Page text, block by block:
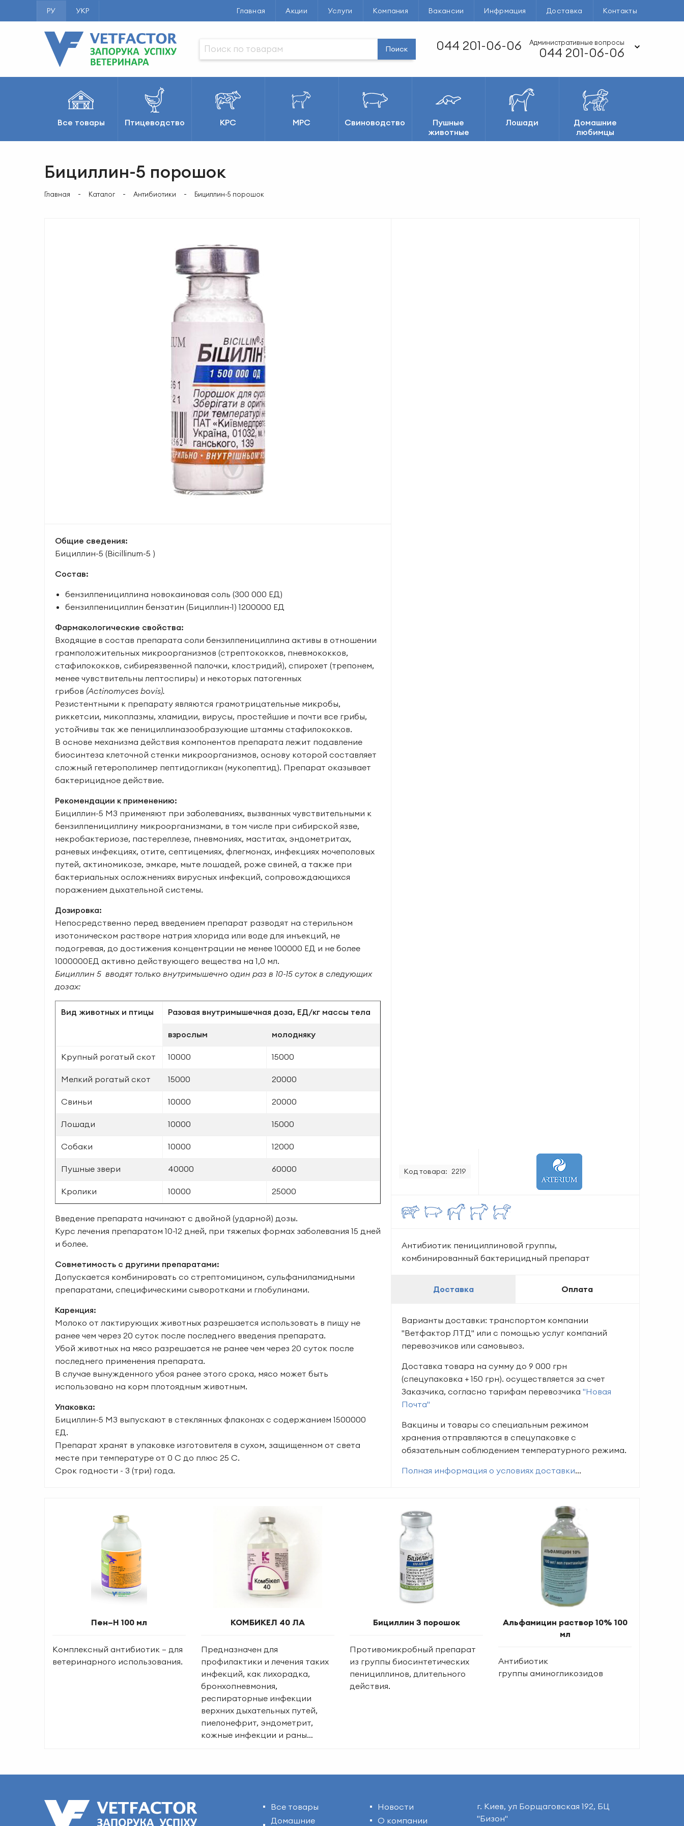
РУ УКР Главная Акции Услуги Компания Вакансии Инфрмация Доставка Контакты
Поиск 044 201-06-06 Административные вопросы
044 201-06-06
Все товары Птицеводство КРС МРС Свиноводство
Пушные
животные
Лошади
Домашние
любимцы
Бициллин-5 порошок
Главная Каталог Антибиотики Бициллин-5 порошок
Код товара: 2219
Антибиотик пенициллиновой группы,
комбинированный бактерицидный препарат
Доставка Оплата
Варианты доставки: транспортом компании
"Ветфактор ЛТД" или с помощью услуг компаний
перевозчиков или самовывоз.
Доставка товара на сумму до 9 000 грн
(спецупаковка + 150 грн). осуществляется за счет
Заказчика, согласно тарифам перевозчика"Новая
Почта"
Вакцины и товары со специальным режимом
хранения отправляются в спецупаковке с
обязательным соблюдением температурного режима.
Полная информация о условиях доставки...
Общие сведения:
Бициллин-5 (Bicillinum-5 )
Состав:
бензилпенициллина новокаиновая соль (300 000 ЕД)
бензилпенициллин бензатин (Бициллин-1) 1200000 ЕД
Фармакологические свойства:
Входящие в состав препарата соли бензилпенициллина активы в отношении
грамположительных микроорганизмов (стрептококков, пневмококков,
стафило­кокков, сибиреязвенной па­лочки, клостридий), спирохет (трепонем,
менее чувствительны лептоспиры) и некоторых патогенных
грибов (Actinomyces bovis).
Резистентными к препарату являют­ся грамотрицательные микробы,
риккетсии, микоплазмы, хламидии, вирусы, простей­шие и почти все грибы,
устойчивы так же пенициллиназообразующие штаммы стафило­кокков.
В основе механизма действия компонентов препарата лежит подавление
биосинтеза клеточной стенки микроорганизмов, основу которой составляет
сложный гетерополимер пептидогликан (мукопептид). Препарат оказывает
бактерицидное действие.
Рекомендации к применению:
Бициллин-5 МЗ применяют при заболеваниях, выз­ванных чувствительными к
бензилпенициллину микроорганизмами, в том числе при сибирской язве,
некробактериозе, пастереллезе, пневмониях, маститах, эндо­метритах,
раневых инфекциях, отите, септицемиях, флегмонах, инфекциях мочепо­ловых
путей, актиномикозе, эмкаре, мыте лошадей, роже свиней, а также при
бактериальных осложнениях вирусных инфекций, сопровождающихся
поражением дыхательной системы.
Дозировка:
Непос­редственно перед введением препарат разводят на стерильном
изотоническом растворе натрия хлорида или воде для инъекций, не
подогревая, до достижения концентрации не менее 100000 ЕД и не более
1000000ЕД активно действующего вещества на 1,0 мл.
Бициллин 5 вво­дят только внутримышечно один раз в 10-15 суток в следующих
дозах:
Вид животных и птицы Разовая внутримышечная доза, ЕД/кг массы тела
взрослым молодняку
Крупный рогатый скот 10000 15000
Мелкий рогатый скот 15000 20000
Свиньи 10000 20000
Лошади 10000 15000
Собаки 10000 12000
Пушные звери 40000 60000
Кролики 10000 25000
Введение препарата начинают с двойной (ударной) дозы.
Курс лечения препаратом 10-12 дней, при тяже­лых формах заболевания 15 дней
и более.
Совметимость с другими препаратами:
Допускается комбинировать со стрептомицином, сульфаниламид­ными
препаратами, специфическими сыво­ротками и глобулинами.
Каренция:
Молоко от лактирующих животных разрешается использовать в пищу не
ранее чем через 20 суток после последнего введения препарата.
Убой животных на мясо разрешается не ранее чем через 20 суток после
последнего применения препарата.
В случае вынужденного убоя ранее этого срока, мясо может быть
использовано на корм плотоядным животным.
Упаковка:
Бициллин-5 МЗ выпускают в стеклянных флаконах с содержанием 1500000
ЕД.
Препарат хранят в упаковке изготовителя в сухом, защищенном от света
месте при температуре от 0 С до плюс 25 С.
Срок годности - 3 (три) года.
Пен–Н 100 мл
Комплексный антибиотик – для
ветеринарного использования.
КОМБИКЕЛ 40 ЛА
Предназначен для
профилактики и лечения таких
инфекций, как лихорадка,
бронхопневмония,
респираторные инфекции
верхних дыхательных путей,
пиелонефрит, эндометрит,
кожные инфекции и раны…
Бициллин 3 порошок
Противомикробный препарат
из группы биосинтетических
пенициллинов, длительного
действия.
Альфамицин раствор 10% 100
мл
Антибиотик
группы аминогликозидов
Все товары
Домашние
Новости
О компании
г. Киев, ул Борщаговская 192, БЦ
"Бизон"